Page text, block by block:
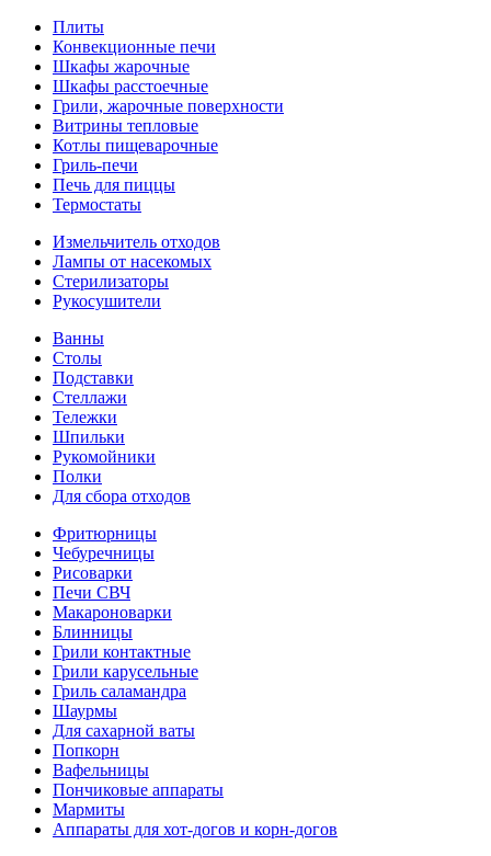
Плиты
Конвекционные печи
Шкафы жарочные
Шкафы расстоечные
Грили, жарочные поверхности
Витрины тепловые
Котлы пищеварочные
Гриль-печи
Печь для пиццы
Термостаты
Измельчитель отходов
Лампы от насекомых
Стерилизаторы
Рукосушители
Ванны
Столы
Подставки
Стеллажи
Тележки
Шпильки
Рукомойники
Полки
Для сбора отходов
Фритюрницы
Чебуречницы
Рисоварки
Печи СВЧ
Макароноварки
Блинницы
Грили контактные
Грили карусельные
Гриль саламандра
Шаурмы
Для сахарной ваты
Попкорн
Вафельницы
Пончиковые аппараты
Мармиты
Аппараты для хот-догов и корн-догов